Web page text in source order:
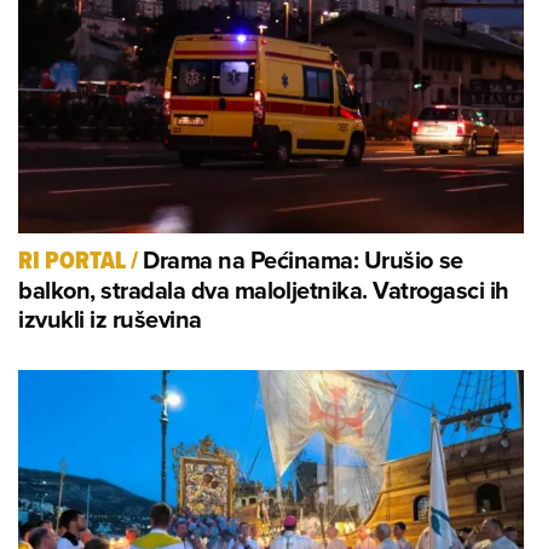
RI PORTAL/Drama na Pećinama: Urušio se
balkon, stradala dva maloljetnika. Vatrogasci ih
izvukli iz ruševina